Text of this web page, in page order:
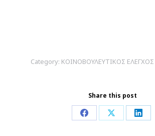
Category: ΚΟΙΝΟΒΟΥΛΕΥΤΙΚΟΣ ΕΛΕΓΧΟΣ
Share this post
Share Share Share